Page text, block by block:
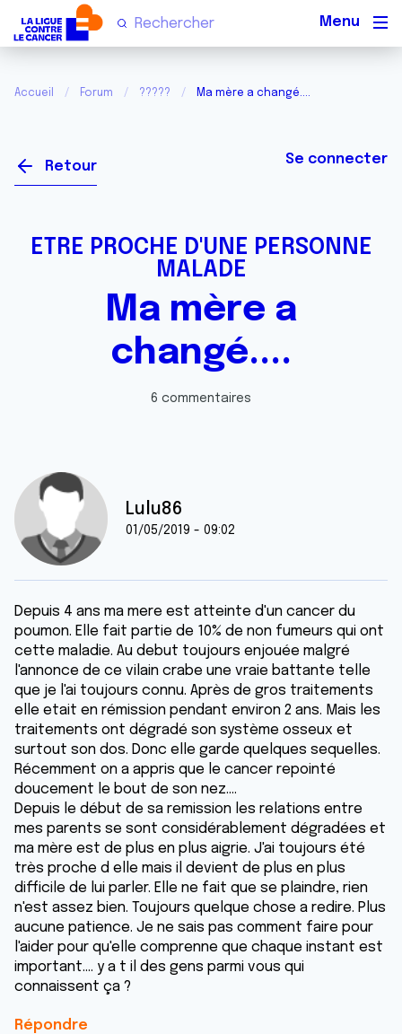
Accueil Forum ????? Ma mère a changé....
Retour Se connecter
ETRE PROCHE D'UNE PERSONNE
MALADE
Ma mère a
changé....
6 commentaires
Lulu86
01/05/2019 - 09:02
Depuis 4 ans ma mere est atteinte d'un cancer du
poumon. Elle fait partie de 10% de non fumeurs qui ont
cette maladie. Au debut toujours enjouée malgré
l'annonce de ce vilain crabe une vraie battante telle
que je l'ai toujours connu. Après de gros traitements
elle etait en rémission pendant environ 2 ans. Mais les
traitements ont dégradé son système osseux et
surtout son dos. Donc elle garde quelques sequelles.
Récemment on a appris que le cancer repointé
doucement le bout de son nez....
Depuis le début de sa remission les relations entre
mes parents se sont considérablement dégradées et
ma mère est de plus en plus aigrie. J'ai toujours été
très proche d elle mais il devient de plus en plus
difficile de lui parler. Elle ne fait que se plaindre, rien
n'est assez bien. Toujours quelque chose a redire. Plus
aucune patience. Je ne sais pas comment faire pour
l'aider pour qu'elle comprenne que chaque instant est
important.... y a t il des gens parmi vous qui
connaissent ça ?
Répondre